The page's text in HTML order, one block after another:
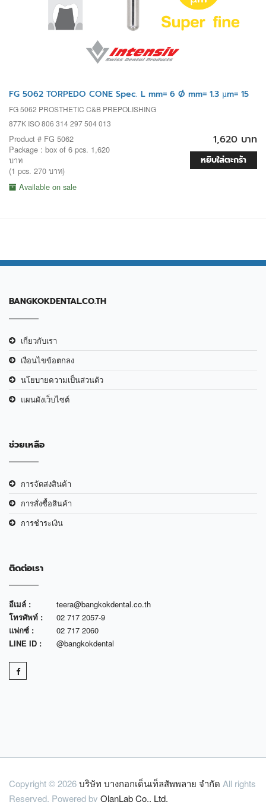
FG 5062 TORPEDO CONE Spec. L mm= 6 Ø mm= 1.3 µm= 15
FG 5062 PROSTHETIC C&B PREPOLISHING
877K ISO 806 314 297 504 013
Product # FG 5062
Package : box of 6 pcs. 1,620
บาท
(1 pcs. 270 บาท)
Available on sale
1,620 บาท
หยิบใส่ตะกร้า
BANGKOKDENTAL.CO.TH
เกี่ยวกับเรา
เงือนไขข้อตกลง
นโยบายความเป็นส่วนตัว
แผนผังเว็บไซต์
ช่วยเหลือ
การจัดส่งสินค้า
การสั่งซื้อสินค้า
การชำระเงิน
ติดต่อเรา
อีเมล์ :
teera@bangkokdental.co.th
โทรศัพท์ :
02 717 2057-9
แฟกซ์ :
02 717 2060
LINE ID :
@bangkokdental
Copyright © 2026บริษัท บางกอกเด็นเท็ลสัพพลาย จำกัด All rights
Reserved. Powered by OlanLab Co., Ltd.